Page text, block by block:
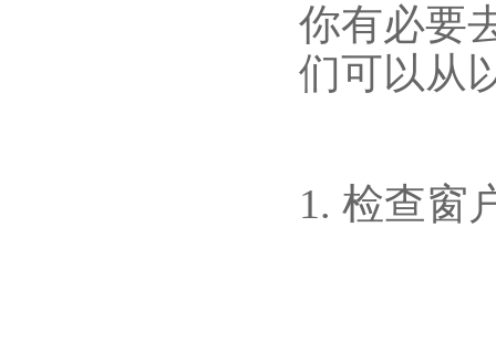
你有必要
们可以从
1. 检查窗